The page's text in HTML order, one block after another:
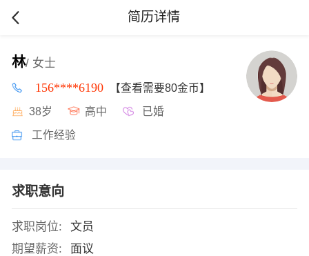
简历详情
林/ 女士
156****6190 【查看需要80金币】
38岁 高中 已婚
工作经验
求职意向
求职岗位:
文员
期望薪资:
面议